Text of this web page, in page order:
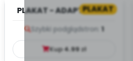
PLAKAT
PLAKAT - ADAPTACJA -
Szybki podglądstron: 1
Kup4.99zł